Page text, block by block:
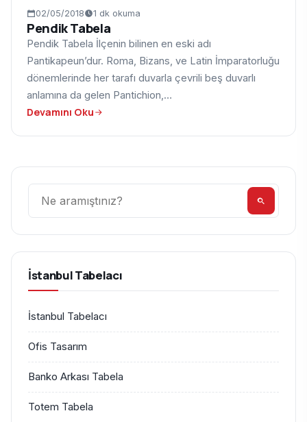
02/05/2018 1 dk okuma
Pendik Tabela
Pendik Tabela İlçenin bilinen en eski adı
Pantikapeun’dur. Roma, Bizans, ve Latin İmparatorluğu
dönemlerinde her tarafı duvarla çevrili beş duvarlı
anlamına da gelen Pantichion,…
Devamını Oku
İstanbul Tabelacı
İstanbul Tabelacı
Ofis Tasarım
Banko Arkası Tabela
Totem Tabela